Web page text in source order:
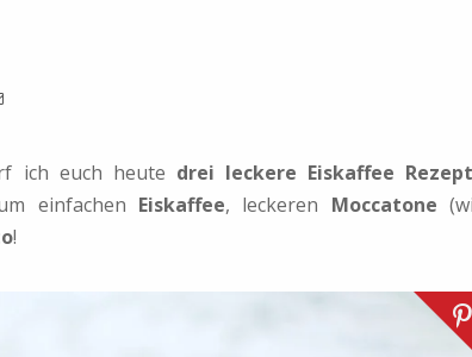
ich euch heute drei leckere Eiskaffee
einfachen Eiskaffee, leckeren Moccatone
!